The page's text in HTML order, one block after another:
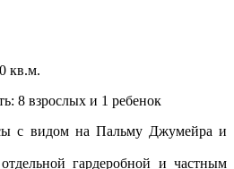
кв.м.
8 взрослых и 1 ребенок
с видом на Пальму Джумейра и
гардеробной и частным